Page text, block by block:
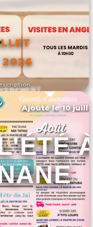
2026
Ajouté le 10